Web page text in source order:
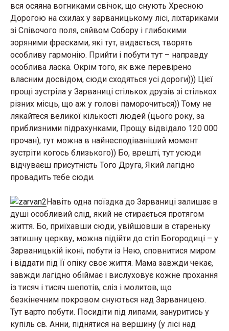
вся осяяна вогниками свічок, що снують Хресною
Дорогою на схилах у зарваницькому лісі, ліхтариками
зі Співочого поля, сяйвом Собору і глибокими
зоряними фресками, які тут, видається, творять
особливу гармонію. Прийти і побути тут – направду
особлива ласка. Окрім того, як вже перевірено
власним досвідом, сюди сходяться усі дороги))) Цієї
прощі зустріла у Зарваниці стількох друзів зі стількох
різних місць, що аж у голові паморочиться)) Тому не
лякайтеся великої кількості людей (цього року, за
приблизними підрахунками, Прощу відвідало 120 000
прочан), тут можна в найнесподіваніший момент
зустріти когось близького)) Бо, врешті, тут усюди
відчуваєш присутність Того Друга, Який лагідно
провадить тебе сюди.
Навіть одна поїздка до Зарваниці залишає в
душі особливий слід, який не стирається протягом
життя. Бо, приїхавши сюди, увійшовши в стареньку
затишну церкву, можна підійти до стіп Богородиці – у
Зарваницькій іконі, побути із Нею, сповнитися миром
і віддати під Її опіку своє життя. Мама завжди чекає,
завжди лагідно обіймає і вислуховує кожне прохання
із тисяч і тисяч шепотів, сліз і молитов, що
безкінечним покровом снуються над Зарваницею.
Тут варто побути. Посидіти під липами, зануритись у
купіль св. Анни, піднятися на вершину (у лісі над